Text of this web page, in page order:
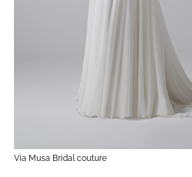
Via Musa Bridal couture